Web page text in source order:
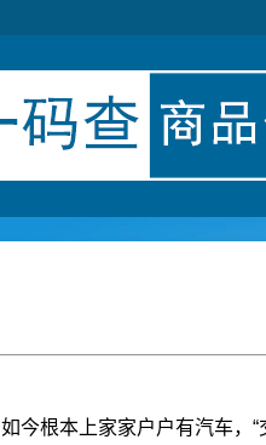
如今根本上家家户户有汽车，